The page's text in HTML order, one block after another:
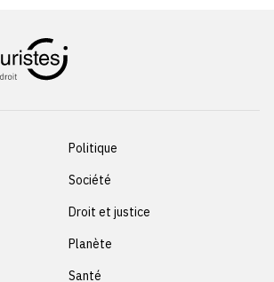
Politique
Société
Droit et justice
Planète
Santé